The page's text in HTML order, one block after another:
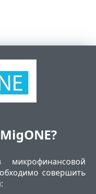
совершить